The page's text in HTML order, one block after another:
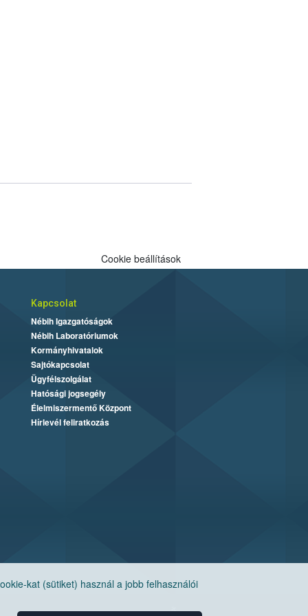
kat (sütiket) használ a jobb felhasználói
Cookie beállítások
Kapcsolat
Nébih Igazgatóságok
Nébih Laboratóriumok
Kormányhivatalok
Sajtókapcsolat
Ügyfélszolgálat
Hatósági jogsegély
Élelmiszermentő Központ
Hírlevél feliratkozás